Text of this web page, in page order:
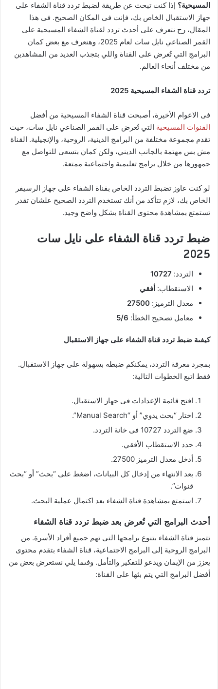
المسيحية؟ إذا كنت تبحث عن طريقة لضبط تردد قناة الشفاء على
جهاز الاستقبال الخاص بك، فإنت فى المكان الصحيح. فى هذا
المقال، رح نتعرف على أحدث تردد لقناة الشفاء المسيحية على
القمر الصناعي نايل سات لعام 2025، وهنعرف مع بعض كمان
البرامج التي تُعرض على القناة واللي بتجذب العديد من المشاهدين
من مختلف أنحاء العالم.
تردد قناة الشفاء المسيحية 2025
فى الاعوام الأخيرة، أصبحت قناة الشفاء المسيحية من أفضل
القنوات المسيحية التي تُعرض على القمر الصناعي نايل سات، حيث
تقدم مجموعة مختلفة من البرامج الدينية، الروحية، والإنجيلية. القناة
مش بس مهتمة بالجانب الديني، ولكن كمان بتسعى للتواصل مع
جمهورها من خلال برامج تعليمية واجتماعية ممتعة.
لو كنت عاوز تضبط التردد الخاص بقناة الشفاء على جهاز الرسيفر
الخاص بك، لازم تتأكد من أنك تستخدم التردد الصحيح علشان تقدر
تستمتع بمشاهدة محتوى القناة بشكل واضح وجيد.
ضبط تردد قناة الشفاء على نايل سات
2025
التردد: 10727
الاستقطاب: أفقي
معدل الترميز: 27500
معامل تصحيح الخطأ: 5/6
كيفىة ضبط تردد قناة الشفاء على جهاز الاستقبال
بمجرد معرفة التردد، يمكنكم ضبطه بسهولة على جهاز الاستقبال.
فقط اتبع الخطوات التالية:
افتح قائمة الإعدادات فى جهاز الاستقبال.
اختار “بحث يدوي” أو “Manual Search”.
ضع التردد 10727 فى خانة التردد.
حدد الاستقطاب الأفقي.
أدخل معدل الترميز 27500.
بعد الانتهاء من إدخال كل البيانات، اضغط على “بحث” أو “بحث
قنوات”.
استمتع بمشاهدة قناة الشفاء بعد اكتمال عملية البحث.
أحدث البرامج التي تُعرض بعد ضبط تردد قناة الشفاء
تتميز قناة الشفاء بتنوع برامجها التي تهم جميع أفراد الأسرة. من
البرامج الروحية إلى البرامج الاجتماعية، قناة الشفاء بتقدم محتوى
يعزز من الإيمان ويدعو للتفكير والتأمل. وفىما يلي نستعرض بعض من
أفضل البرامج التي يتم بثها على القناة: